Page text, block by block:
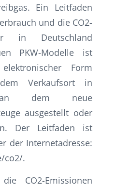
Ein Leitfaden
und die CO2-
in Deutschland
PKW-Modelle ist
Form
Verkaufsort in
an dem neue
ausgestellt oder
Der Leitfaden ist
der Internetadresse:
co2/.
CO2-Emissionen